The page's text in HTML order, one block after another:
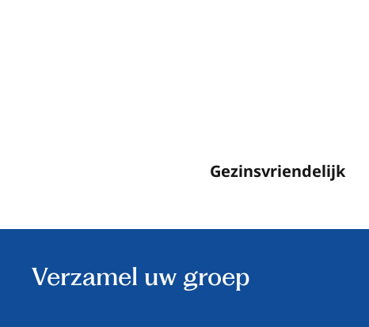
Gezinsvriendelijk
Verzamel uw groep